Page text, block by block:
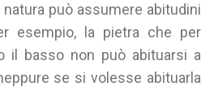
può assumere abitudini
esempio, la pietra che per
il basso non può abituarsi a
se si volesse abituarla